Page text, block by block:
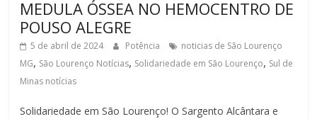
MEDULA ÓSSEA NO HEMOCENTRO DE
POUSO ALEGRE
5 de abril de 2024 Potência
noticias de São Lourenço
MG, São Lourenço Notícias, Solidariedade em São Lourenço, Sul de
Minas notícias
Solidariedade em São Lourenço! O Sargento Alcântara e